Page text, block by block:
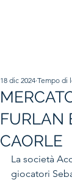
FURLAN
CAORLE
18 dic 2024 Tempo di
La società
giocatori